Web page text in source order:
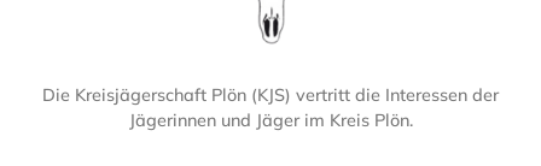
Die Kreisjägerschaft Plön (KJS) vertritt die Interessen der
Jägerinnen und Jäger im Kreis Plön.